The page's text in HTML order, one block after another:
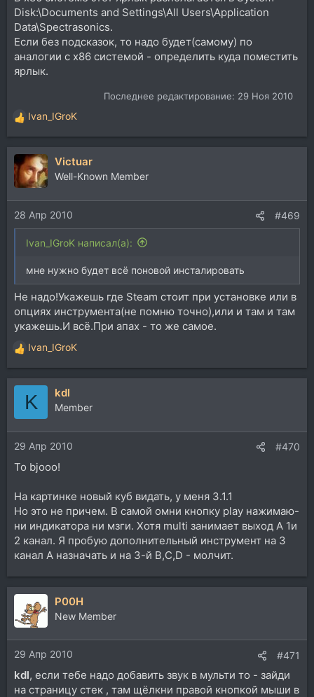
Disk:\Documents and Settings\All Users\Application
Data\Spectrasonics.
Если без подсказок, то надо будет(самому) по
аналогии с х86 системой - определить куда поместить
ярлык.
Последнее редактирование: 29 Ноя 2010
Р
е
а
к
ц
и
и
:
Ivan_IGroK
Victuar
Well-Known Member
28 Апр 2010 #469
Ivan_IGroK написал(а):
мне нужно будет всё поновой инсталировать
Не надо!Укажешь где Steam стоит при установке или в
опциях инструмента(не помню точно),или и там и там
укажешь.И всё.При апах - то же самое.
Р
е
а
и
и
:
Ivan_IGroK
K kdl
Member
29 Апр 2010 #470
To bjooo!
На картинке новый куб видать, у меня 3.1.1
Но это не причем. В самой омни кнопку play нажимаю-
ни индикатора ни мзги. Хотя multi занимает выход A 1и
2 канал. Я пробую дополнительный инструмент на 3
канал A назначать и на 3-й B,C,D - молчит.
P00H
New Member
29 Апр 2010 #471
kdl, если тебе надо добавить звук в мульти то - зайди
на страницу стек , там щёлкни правой кнопкой мыши в